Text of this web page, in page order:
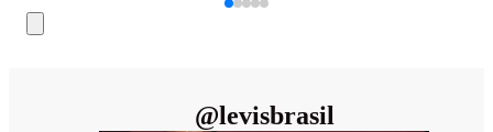
@levisbrasil